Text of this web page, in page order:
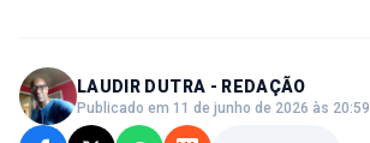
LAUDIR DUTRA - REDAÇÃO
Publicado em 11 de junho de 2026 às 20:59